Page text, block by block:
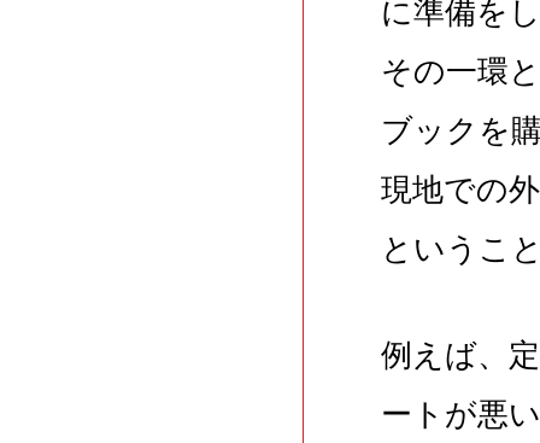
に準備を
その一環
ブックを
現地での
というこ
例えば、
ートが悪